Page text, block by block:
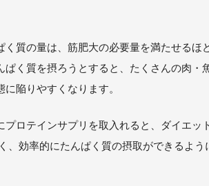
く質の量は、筋肥大の必要量を満たせるほ
ぱく質を摂ろうとすると、たくさんの肉・
陥りやすくなります。
プロテインサプリを取入れると、ダイエッ
、効率的にたんぱく質の摂取ができるよう